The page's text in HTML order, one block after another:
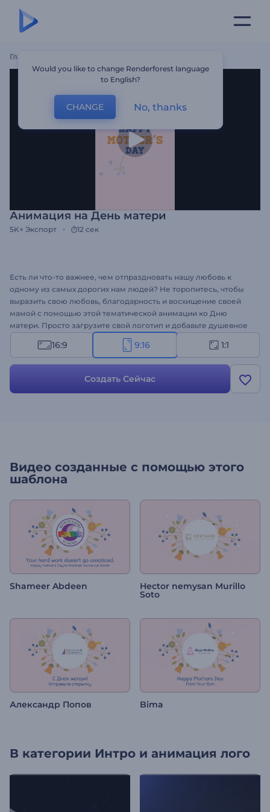
Главная
Анимация на День матери
5K+ Экспорт 12 сек
Есть ли что-то важнее, чем отпраздновать нашу любовь к
одному из самых дорогих нам людей? Не торопитесь, чтобы
выразить свою любовь, благодарность и восхищение своей
мамой с помощью этой тематической анимации ко Дню
матери. Просто загрузите свой логотип и добавьте душевное
послание, которым хотите поделиться в этот особенный день.
Приготовьтесь
создать свою анимацию
, полную искренних
16:9 9:16 1:1
Создать Сейчас
Видео созданные с помощью этого
шаблона
Shameer Abdeen Hector nemysan Murillo
Soto
Александр Попов Bima
В категории Интро и анимация лого
Would you like to change Renderforest language
to English?
CHANGE No, thanks